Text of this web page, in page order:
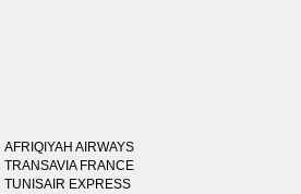
AFRIQIYAH AIRWAYS
TRANSAVIA FRANCE
TUNISAIR EXPRESS